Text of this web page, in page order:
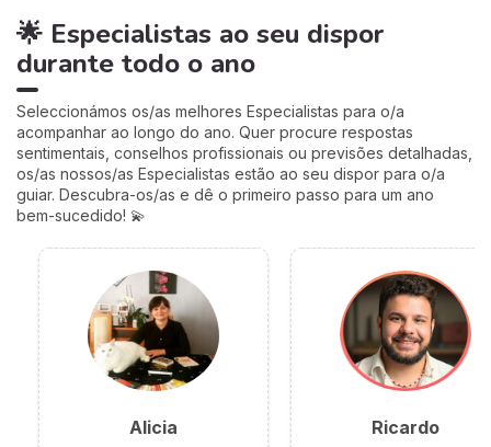
Muitos astrólogos
desprezam este trânsito por
o acharem «fraco»… mas eu
talvez um dos mais
profundamente humanos do
ano. Siga-me: o seu
coração vai perceber. 💛
🌟 Especialistas ao seu dispor
durante todo o ano
Seleccionámos os/as melhores Especialistas para o/a
acompanhar ao longo do ano. Quer procure respostas
sentimentais, conselhos profissionais ou previsões detalhadas,
os/as nossos/as Especialistas estão ao seu dispor para o/a
guiar. Descubra-os/as e dê o primeiro passo para um ano
bem-sucedido! 💫
Alicia Ricardo